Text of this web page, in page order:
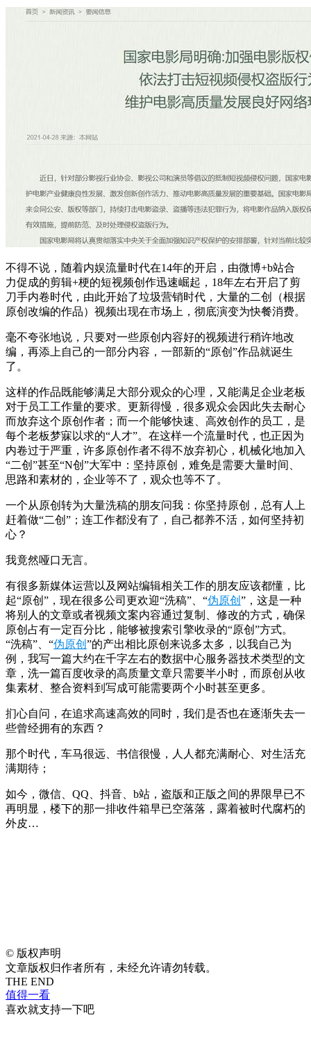
不得不说，随着内娱流量时代在14年的开启，由微博+b站合
力促成的剪辑+梗的短视频创作迅速崛起，18年左右开启了剪
刀手内卷时代，由此开始了垃圾营销时代，大量的二创（根据
原创改编的作品）视频出现在市场上，彻底演变为快餐消费。
毫不夸张地说，只要对一些原创内容好的视频进行稍许地改
编，再添上自己的一部分内容，一部新的“原创”作品就诞生
了。
这样的作品既能够满足大部分观众的心理，又能满足企业老板
对于员工工作量的要求。更新得慢，很多观众会因此失去耐心
而放弃这个原创作者；而一个能够快速、高效创作的员工，是
每个老板梦寐以求的“人才”。在这样一个流量时代，也正因为
内卷过于严重，许多原创作者不得不放弃初心，机械化地加入
“二创”甚至“N创”大军中：坚持原创，难免是需要大量时间、
思路和素材的，企业等不了，观众也等不了。
一个从原创转为大量洗稿的朋友问我：你坚持原创，总有人上
赶着做“二创”；连工作都没有了，自己都养不活，如何坚持初
心？
我竟然哑口无言。
有很多新媒体运营以及网站编辑相关工作的朋友应该都懂，比
起“原创”，现在很多公司更欢迎“洗稿”、“伪原创 ”，这是一种
将别人的文章或者视频文案内容通过复制、修改的方式，确保
原创占有一定百分比，能够被搜索引擎收录的“原创”方式。
“洗稿”、“伪原创 ”的产出相比原创来说多太多，以我自己为
例，我写一篇大约在千字左右的数据中心服务器技术类型的文
章，洗一篇百度收录的高质量文章只需要半小时，而原创从收
集素材、整合资料到写成可能需要两个小时甚至更多。
扪心自问，在追求高速高效的同时，我们是否也在逐渐失去一
些曾经拥有的东西？
那个时代，车马很远、书信很慢，人人都充满耐心、对生活充
满期待；
如今，微信、QQ、抖音、b站，盗版和正版之间的界限早已不
再明显，楼下的那一排收件箱早已空落落，露着被时代腐朽的
外皮…
© 版权声明
文章版权归作者所有，未经允许请勿转载。
THE END
值得一看
喜欢就支持一下吧